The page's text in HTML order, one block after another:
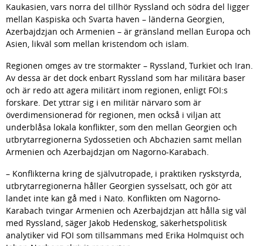
Kaukasien, vars norra del tillhör Ryssland och södra del ligger
mellan Kaspiska och Svarta haven – länderna Georgien,
Azerbajdzjan och Armenien – är gränsland mellan Europa och
Asien, likväl som mellan kristendom och islam.
Regionen omges av tre stormakter – Ryssland, Turkiet och Iran.
Av dessa är det dock enbart Ryssland som har militära baser
och är redo att agera militärt inom regionen, enligt FOI:s
forskare. Det yttrar sig i en militär närvaro som är
överdimensionerad för regionen, men också i viljan att
underblåsa lokala konflikter, som den mellan Georgien och
utbrytarregionerna Sydossetien och Abchazien samt mellan
Armenien och Azerbajdzjan om Nagorno-Karabach.
– Konflikterna kring de självutropade, i praktiken ryskstyrda,
utbrytarregionerna håller Georgien sysselsatt, och gör att
landet inte kan gå med i Nato. Konflikten om Nagorno-
Karabach tvingar Armenien och Azerbajdzjan att hålla sig väl
med Ryssland, säger Jakob Hedenskog, säkerhetspolitisk
analytiker vid FOI som tillsammans med Erika Holmquist och